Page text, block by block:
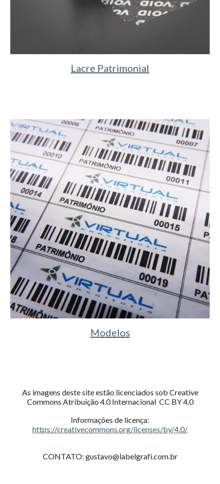
Lacre Patrimonial
Modelos
As imagens deste site estão licenciados sob Creative
Commons Atribuição 4.0 Internacional CC BY 4.0
Informações de licença:
https://creativecommons.org/licenses/by/4.0/
CONTATO: gustavo@labelgrafi.com.br